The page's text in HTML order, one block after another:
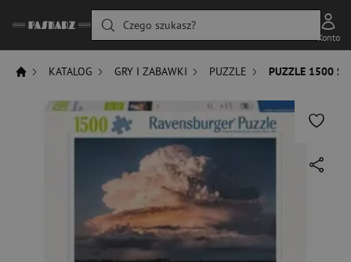
Czego szukasz?
Konto
KATALOG GRY I ZABAWKI PUZZLE PUZZLE 1500